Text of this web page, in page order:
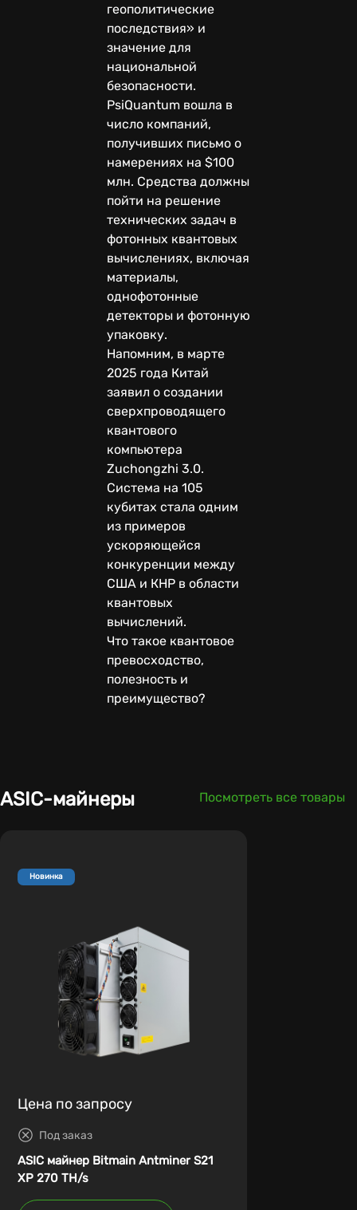
геополитические
последствия» и
значение для
национальной
безопасности.
PsiQuantum вошла в
число компаний,
получивших письмо о
намерениях на $100
млн. Средства должны
пойти на решение
технических задач в
фотонных квантовых
вычислениях, включая
материалы,
однофотонные
детекторы и фотонную
упаковку.
Напомним, в марте
2025 года Китай
заявил о создании
сверхпроводящего
квантового
компьютера
Zuchongzhi 3.0.
Система на 105
кубитах стала одним
из примеров
ускоряющейся
конкуренции между
США и КНР в области
квантовых
вычислений.
Что такое квантовое
превосходство,
полезность и
преимущество?
ASIC-майнеры Посмотреть все товары
Новинка
Цена по запросу
Под заказ
ASIC майнер Bitmain Antminer S21
XP 270 TH/s